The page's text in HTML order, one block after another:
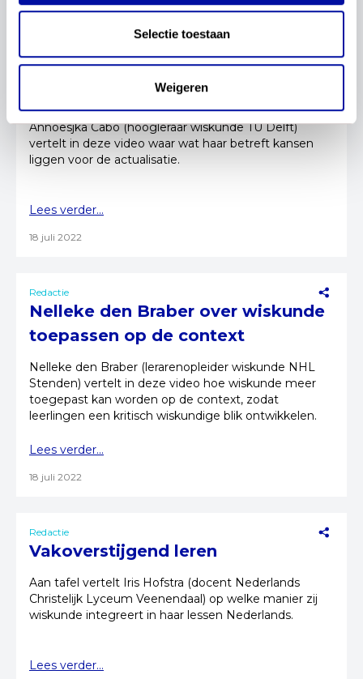
Selectie toestaan
Weigeren
Annoesjka Cabo over de
actualisatie van wiskunde
Annoesjka Cabo (hoogleraar wiskunde TU Delft)
vertelt in deze video waar wat haar betreft kansen
liggen voor de actualisatie.
Lees verder...
18 juli 2022
Redactie
Nelleke den Braber over wiskunde
toepassen op de context
Nelleke den Braber (lerarenopleider wiskunde NHL
Stenden) vertelt in deze video hoe wiskunde meer
toegepast kan worden op de context, zodat
leerlingen een kritisch wiskundige blik ontwikkelen.
Lees verder...
18 juli 2022
Redactie
Vakoverstijgend leren
Aan tafel vertelt Iris Hofstra (docent Nederlands
Christelijk Lyceum Veenendaal) op welke manier zij
wiskunde integreert in haar lessen Nederlands.
Lees verder...